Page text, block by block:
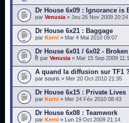
Dr House 6x09 : Ignorance is
par Venusia » Jeu 26 Nov 2009 20:24
Dr House 6x21 : Baggage
par Kerni » Mar 4 Mai 2010 09:07
Dr House 6x01 / 6x02 - Broken
par Venusia » Mar 15 Sep 2009
A quand la diffusion sur TF1
par souris » Mer 20 Oct 2010 21:35
Dr House 6x15 : Private Lives
par Kerni » Mer 24 Fév 2010 08:43
Dr House 6x08 : Teamwork
par Kerni » Lun 19 Oct 2009 21:14